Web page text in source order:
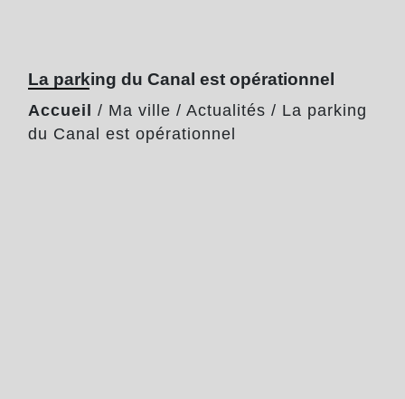
La parking du Canal est opérationnel
Accueil / Ma ville / Actualités / La parking
du Canal est opérationnel